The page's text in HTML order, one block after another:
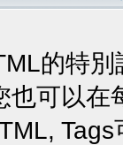
的特
也可以